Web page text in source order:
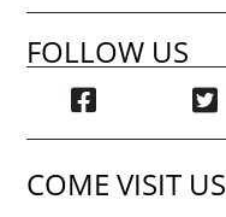
FOLLOW US
COME VISIT US